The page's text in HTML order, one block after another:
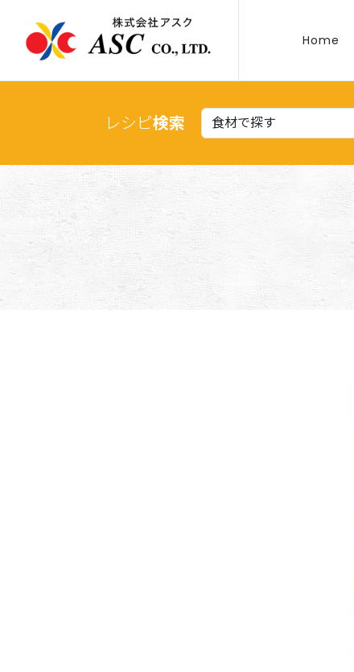
Home
レシピ検索